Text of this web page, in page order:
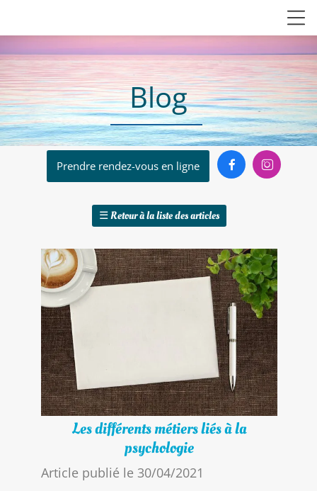
Blog
Prendre rendez-vous en ligne  
☰Retour à la liste des articles
Les différents métiers liés à la
psychologie
Article publié le 30/04/2021